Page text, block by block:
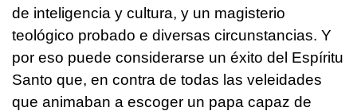
de inteligencia y cultura, y un magisterio
teológico probado e diversas circunstancias. Y
por eso puede considerarse un éxito del Espíritu
Santo que, en contra de todas las veleidades
que animaban a escoger un papa capaz de